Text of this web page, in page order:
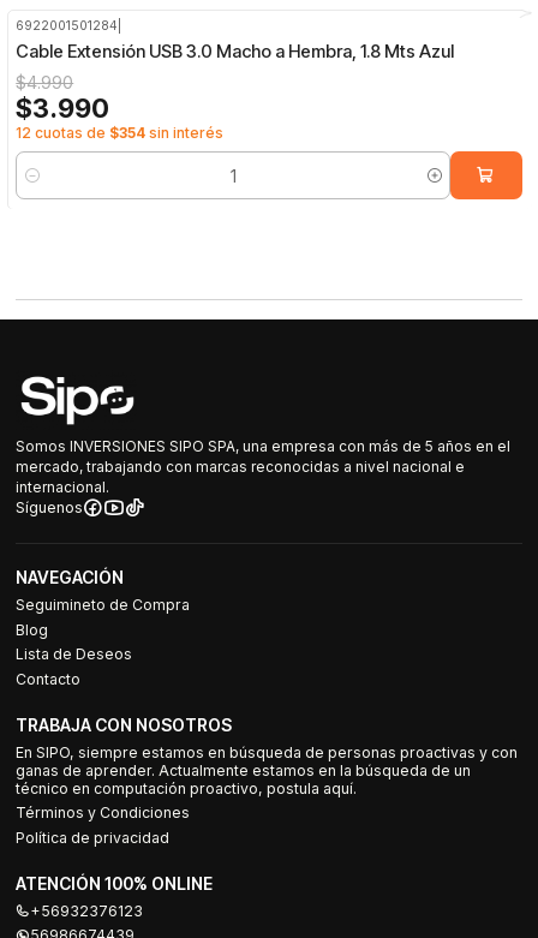
6922001501284
Cable Extensión USB 3.0 Macho a Hembra, 1.8 Mts Azul
$4.990
$3.990
12 cuotas de $354 sin interés
Cantidad
Somos INVERSIONES SIPO SPA, una empresa con más de 5 años en el
mercado, trabajando con marcas reconocidas a nivel nacional e
internacional.
Síguenos
NAVEGACIÓN
Seguimineto de Compra
Blog
Lista de Deseos
Contacto
TRABAJA CON NOSOTROS
En SIPO, siempre estamos en búsqueda de personas proactivas y con
ganas de aprender. Actualmente estamos en la búsqueda de un
técnico en computación proactivo, postula aquí.
Términos y Condiciones
Política de privacidad
ATENCIÓN 100% ONLINE
+56932376123